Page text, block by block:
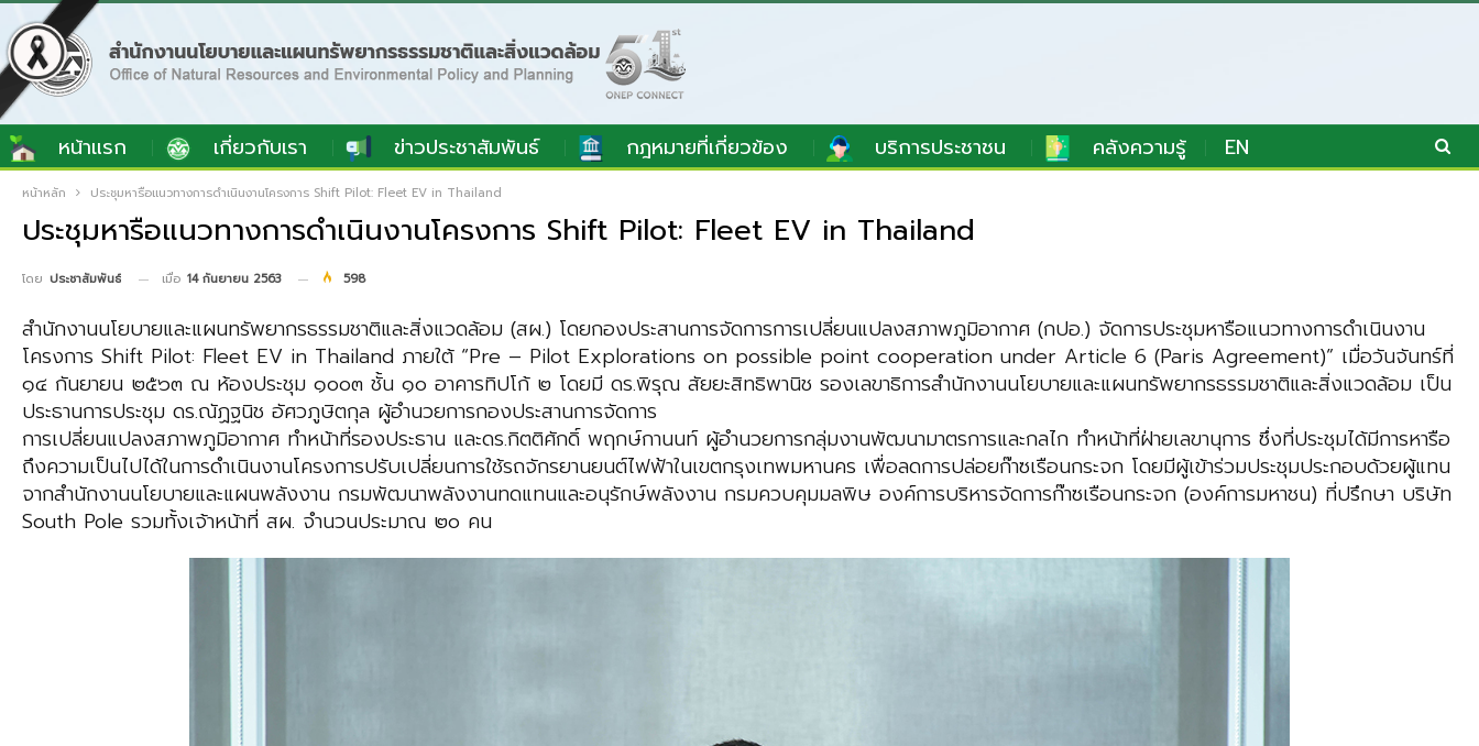
หน้าแรก เกี่ยวกับเรา ข่าวประชาสัมพันธ์ กฎหมายที่เกี่ยวข้อง บริการประชาชน คลังความรู้ EN
หน้าหลัก ประชุมหารือแนวทางการดำเนินงานโครงการ Shift Pilot: Fleet EV in Thailand
ประชุมหารือแนวทางการดำเนินงานโครงการ Shift Pilot: Fleet EV in Thailand
โดย ประชาสัมพันธ์ เมื่อ 14 กันยายน 2563 598
สำนักงานนโยบายและแผนทรัพยากรธรรมชาติและสิ่งแวดล้อม (สผ.) โดยกองประสานการจัดการการเปลี่ยนแปลงสภาพภูมิอากาศ (กปอ.) จัดการประชุมหารือแนวทางการดำเนินงาน
โครงการ Shift Pilot: Fleet EV in Thailand ภายใต้ “Pre – Pilot Explorations on possible point cooperation under Article 6 (Paris Agreement)” เมื่อวันจันทร์ที่
๑๔ กันยายน ๒๕๖๓ ณ ห้องประชุม ๑๐๐๓ ชั้น ๑๐ อาคารทิปโก้ ๒ โดยมี ดร.พิรุณ สัยยะสิทธิพานิช รองเลขาธิการสำนักงานนโยบายและแผนทรัพยากรธรรมชาติและสิ่งแวดล้อม เป็น
ประธานการประชุม ดร.ณัฏฐนิช อัศวภูษิตกุล ผู้อำนวยการกองประสานการจัดการ
การเปลี่ยนแปลงสภาพภูมิอากาศ ทำหน้าที่รองประธาน และดร.กิตติศักดิ์ พฤกษ์กานนท์ ผู้อำนวยการกลุ่มงานพัฒนามาตรการและกลไก ทำหน้าที่ฝ่ายเลขานุการ ซึ่งที่ประชุมได้มีการหารือ
ถึงความเป็นไปได้ในการดำเนินงานโครงการปรับเปลี่ยนการใช้รถจักรยานยนต์ไฟฟ้าในเขตกรุงเทพมหานคร เพื่อลดการปล่อยก๊าซเรือนกระจก โดยมีผู้เข้าร่วมประชุมประกอบด้วยผู้แทน
จากสำนักงานนโยบายและแผนพลังงาน กรมพัฒนาพลังงานทดแทนและอนุรักษ์พลังงาน กรมควบคุมมลพิษ องค์การบริหารจัดการก๊าซเรือนกระจก (องค์การมหาชน) ที่ปรึกษา บริษัท
South Pole รวมทั้งเจ้าหน้าที่ สผ. จำนวนประมาณ ๒๐ คน